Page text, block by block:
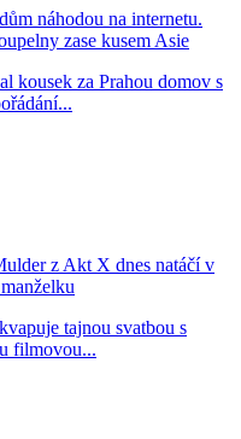
náhodou na internetu.
zase kusem Asie
kousek za Prahou domov s
z Akt X dnes natáčí v
tajnou svatbou s
filmovou...